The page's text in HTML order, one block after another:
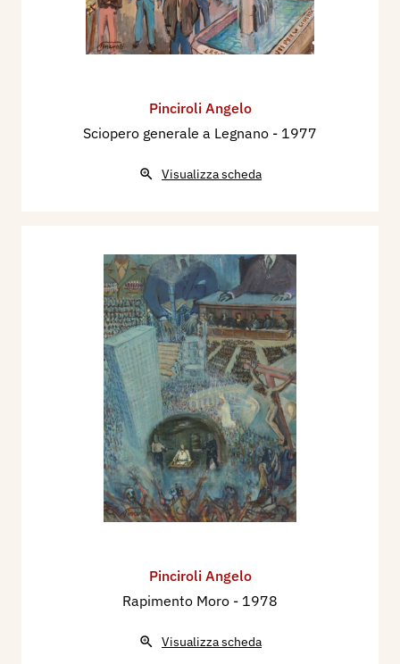
Pinciroli Angelo
Sciopero generale a Legnano - 1977
Visualizza scheda
Pinciroli Angelo
Rapimento Moro - 1978
Visualizza scheda